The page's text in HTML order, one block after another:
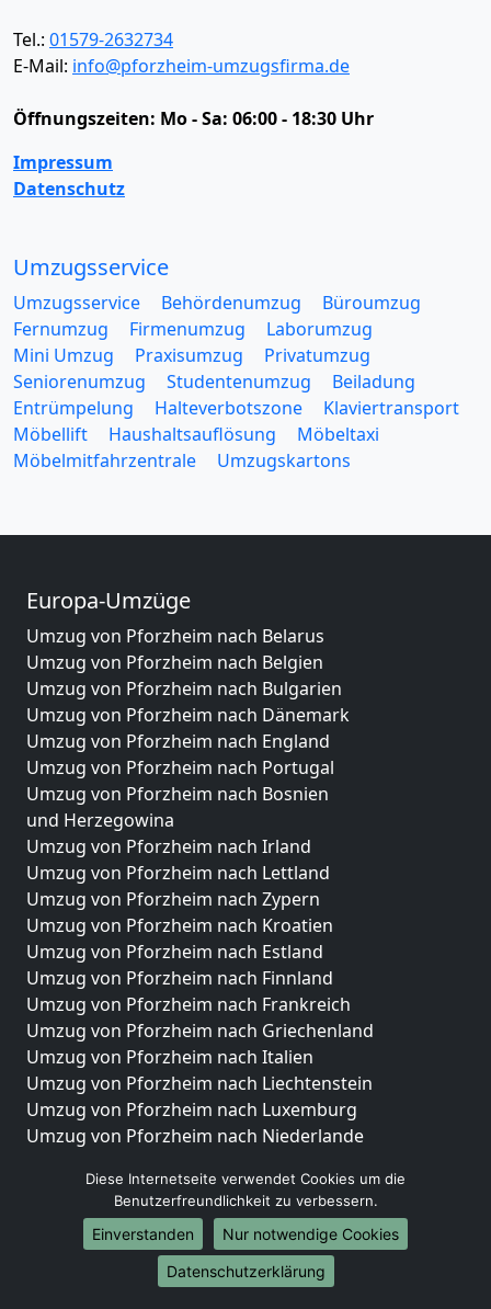
Tel.: 01579-2632734
E-Mail: info@pforzheim-umzugsfirma.de
Öffnungszeiten: Mo - Sa: 06:00 - 18:30 Uhr
Impressum
Datenschutz
Umzugsservice
Umzugsservice Behördenumzug
Büroumzug
Fernumzug
Firmenumzug
Laborumzug
Mini Umzug
Praxisumzug
Privatumzug
Seniorenumzug
Studentenumzug
Beiladung
Entrümpelung
Halteverbotszone
Klaviertransport
Möbellift
Haushaltsauflösung
Möbeltaxi
Möbelmitfahrzentrale
Umzugskartons
Europa-Umzüge
Umzug von Pforzheim nach Belarus
Umzug von Pforzheim nach Belgien
Umzug von Pforzheim nach Bulgarien
Umzug von Pforzheim nach Dänemark
Umzug von Pforzheim nach England
Umzug von Pforzheim nach Portugal
Umzug von Pforzheim nach Bosnien
und Herzegowina
Umzug von Pforzheim nach Irland
Umzug von Pforzheim nach Lettland
Umzug von Pforzheim nach Zypern
Umzug von Pforzheim nach Kroatien
Umzug von Pforzheim nach Estland
Umzug von Pforzheim nach Finnland
Umzug von Pforzheim nach Frankreich
Umzug von Pforzheim nach Griechenland
Umzug von Pforzheim nach Italien
Umzug von Pforzheim nach Liechtenstein
Umzug von Pforzheim nach Luxemburg
Umzug von Pforzheim nach Niederlande
Umzüge-Deutschlandweit
Umzug von Pforzheim nach Berlin
Umzug von Pforzheim nach Hamburg
Umzug von Pforzheim nach München
Diese Internetseite verwendet Cookies um die
Benutzerfreundlichkeit zu verbessern.
Einverstanden
Nur notwendige Cookies
Datenschutzerklärung